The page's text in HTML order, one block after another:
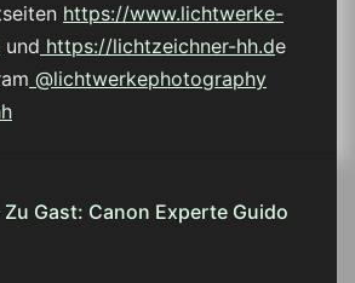
https://www.lichtwerke-
und https://lichtzeichner-hh.de
@lichtwerkephotography
Zu Gast: Canon Experte Guido